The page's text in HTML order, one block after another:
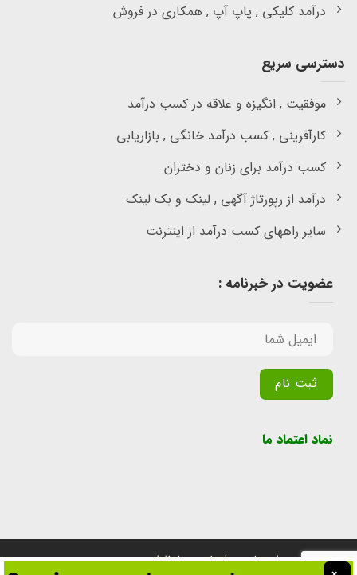
درآمد کلیکی , پاپ آپ , همکاری در فروش
دسترسی سریع
موفقیت , انگیزه و علاقه در کسب درآمد
کارآفرینی , کسب درآمد خانگی , بازاریابی
کسب درآمد برای زنان و دختران
درآمد از رپورتاژ آگهی , لینک و بک لینک
سایر راههای کسب درآمد از اینترنت
عضویت در خبرنامه :
نماد اعتماد ما
تمامی حقوق برای سایت پول یابی محفوظ است.